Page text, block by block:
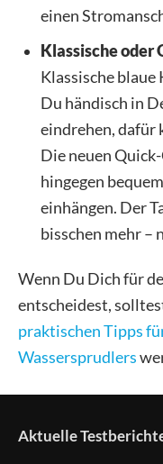
einen
Klassische
Klassische
Du händisch in
eindrehen, dafür
Die neuen
hingegen
einhängen. Der
bisschen mehr –
Wenn Du Dich für
entscheidest,
praktischen Tipps
Wassersprudlers
Aktuelle